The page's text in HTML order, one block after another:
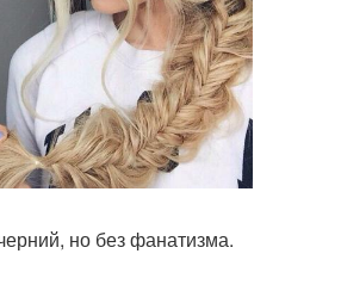
но без фанатизма.